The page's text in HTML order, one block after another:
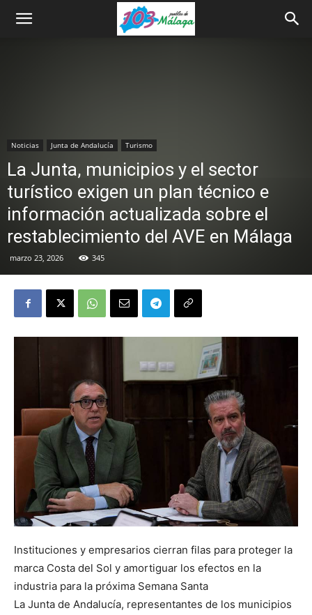
Noticias Junta de Andalucía Turismo
La Junta, municipios y el sector
turístico exigen un plan técnico e
información actualizada sobre el
restablecimiento del AVE en Málaga
marzo 23, 2026 345
Instituciones y empresarios cierran filas para proteger la
marca Costa del Sol y amortiguar los efectos en la
industria para la próxima Semana Santa
La Junta de Andalucía, representantes de los municipios